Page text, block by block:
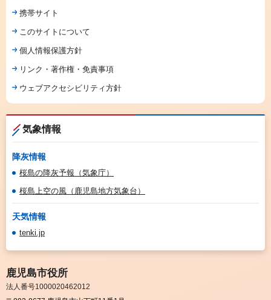
携帯サイト
このサイトについて
個人情報保護方針
リンク・著作権・免責事項
ウェブアクセシビリティ方針
気象情報
降灰情報
桜島の降灰予報（気象庁）
桜島上空の風（鹿児島地方気象台）
天気情報
tenki.jp
鹿児島市役所
法人番号1000020462012